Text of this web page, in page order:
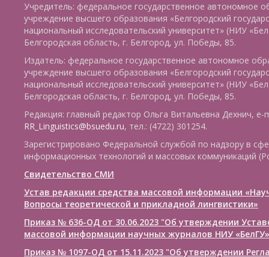
Учредитель: федеральное государственное автономное
учреждение высшего образования «Белгородский
национальный исследовательский университет» (НИУ
Белгородская область, г. Белгород, ул. Победы, 85.
Издатель: федеральное государственное автономное
учреждение высшего образования «Белгородский
национальный исследовательский университет» (НИУ
Белгородская область, г. Белгород, ул. Победы, 85.
Редакция: главный редактор Ольга Витальевна Дехнич, e-
RR_Linguistics@bsuedu.ru, тел.: (4722) 301254.
Зарегистрировано Федеральной службой по надзору в
информационных технологий и массовых коммуникаций
Свидетельство СМИ
Устав редакции средства массовой информации
Вопросы теоретической и прикладной лингвистики»
Приказ № 636-ОД от 30.06.2023 "Об утверждении
массовой информации научных журналов НИУ «БелГУ»
Приказ № 1097-ОД от 15.11.2023 "Об утверждении